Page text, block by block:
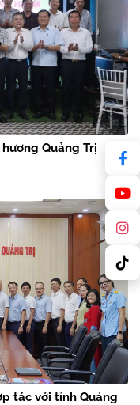
Quảng Trị
tác với tỉnh Quảng